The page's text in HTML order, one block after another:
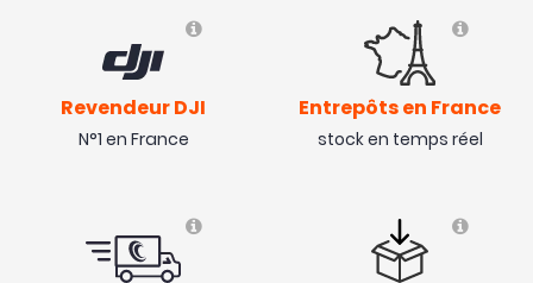
Revendeur DJI
N°1 en France
Entrepôts en France
stock en temps réel